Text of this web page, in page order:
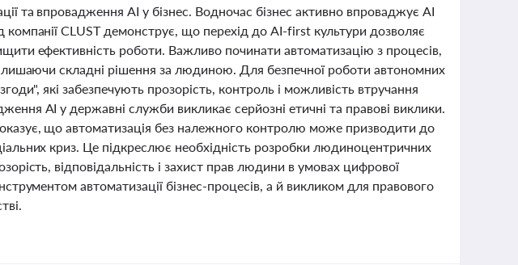
та впровадження AI у бізнес. Водночас бізнес активно впроваджує AI
компанії CLUST демонструє, що перехід до AI-first культури дозволяє
ефективність роботи. Важливо починати автоматизацію з процесів,
складні рішення за людиною. Для безпечної роботи автономних
які забезпечують прозорість, контроль і можливість втручання
AI у державні служби викликає серйозні етичні та правові виклики.
що автоматизація без належного контролю може призводити до
криз. Це підкреслює необхідність розробки людиноцентричних
відповідальність і захист прав людини в умовах цифрової
автоматизації бізнес-процесів, а й викликом для правового